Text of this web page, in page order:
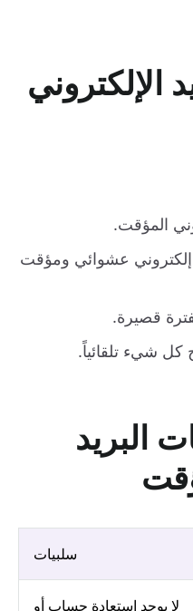
الإلكتروني
المؤقت.
عشوائي ومؤقت
قصيرة.
كل شيء تلقائياً.
البريد
سلبيات
لا يوجد استعادة حساب أو